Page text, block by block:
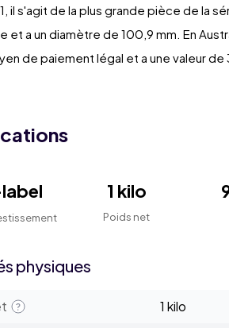
il s'agit de la plus grande pièce de la
et a un diamètre de 100,9 mm. En
de paiement légal et a une valeur de
1 kilo
Poids net
physiques
1 kilo